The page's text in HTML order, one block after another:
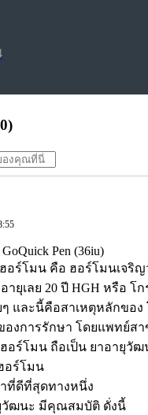
0)
Pen (36iu)
อร์โมน คือ ฮอร์โมนเจริ
ายุเลย 20 ปี HGH หรือ โ
ๆ และนี้คือสาเหตุหลักของ
องการรักษา โดยแพทย์สา
อร์โมน ถือเป็น ยาอายุวัฒ
อร์โมน
ที่ดีที่สุดทางหนึ่ง
วัฒนะ มีคุณสมบัติ ดั่งนี้